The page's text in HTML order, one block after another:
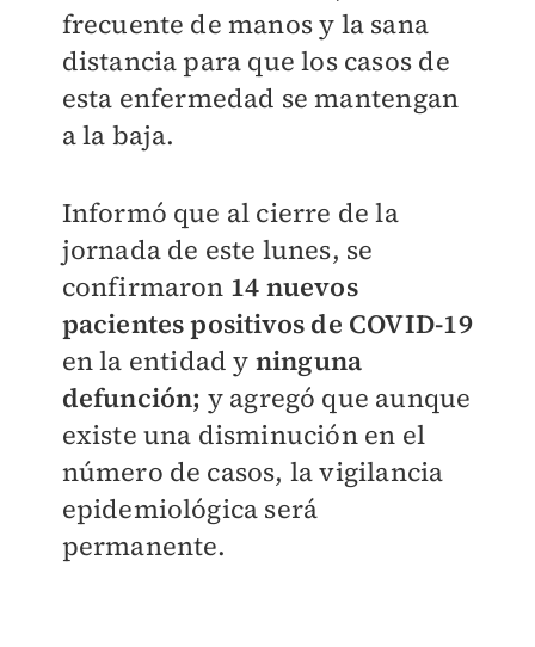
frecuente de manos y la sana
distancia para que los casos de
esta enfermedad se mantengan
a la baja.
Informó que al cierre de la
jornada de este lunes, se
confirmaron 14 nuevos
pacientes positivos de COVID-19
en la entidad y ninguna
defunción; y agregó que aunque
existe una disminución en el
número de casos, la vigilancia
epidemiológica será
permanente.